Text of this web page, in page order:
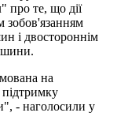
про те, що дії
зобов'язанням
і двостороннім
на
підтримку
- наголосили у